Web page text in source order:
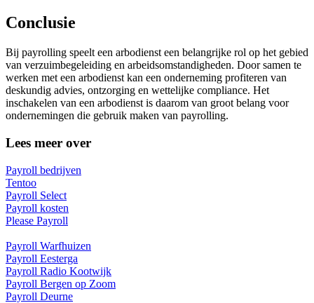
Conclusie
Bij payrolling speelt een arbodienst een belangrijke rol op het gebied
van verzuimbegeleiding en arbeidsomstandigheden. Door samen te
werken met een arbodienst kan een onderneming profiteren van
deskundig advies, ontzorging en wettelijke compliance. Het
inschakelen van een arbodienst is daarom van groot belang voor
ondernemingen die gebruik maken van payrolling.
Lees meer over
Payroll bedrijven
Tentoo
Payroll Select
Payroll kosten
Please Payroll
Payroll Warfhuizen
Payroll Eesterga
Payroll Radio Kootwijk
Payroll Bergen op Zoom
Payroll Deurne